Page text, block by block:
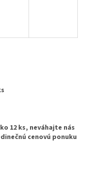
12 ks, neváhajte nás
cenovú ponuku